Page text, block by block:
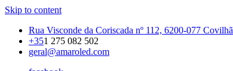
Skip to content
Rua Visconde da Coriscada nº 112, 6200-077 Covilhã
+351 275 082 502
geral@amaroled.com